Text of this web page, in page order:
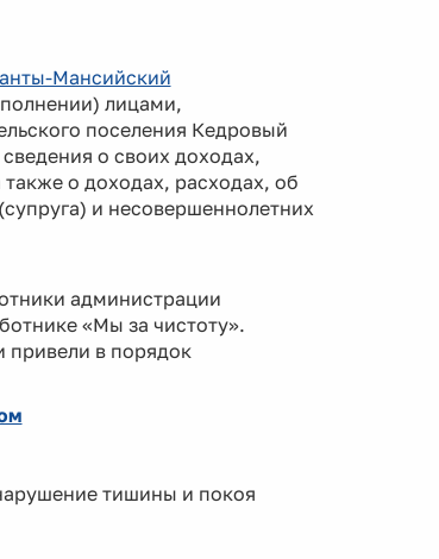
Мансийский
лицами,
поселения Кедровый
о своих доходах,
о доходах, расходах, об
и несовершеннолетних
администрации
«Мы за чистоту».
в порядок
тишины и покоя